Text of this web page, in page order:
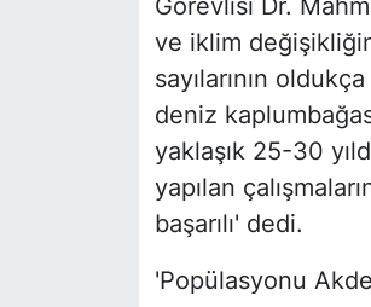
Görevlisi Dr.
ve iklim
sayılarının
deniz
yaklaşık 25-30
yapılan
başarılı' dedi.
'Popülasyonu